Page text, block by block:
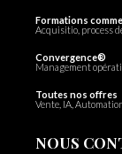
Formations
Acquisitio, process
Convergence®
Management
Toutes nos offres
Vente, IA,
NOUS